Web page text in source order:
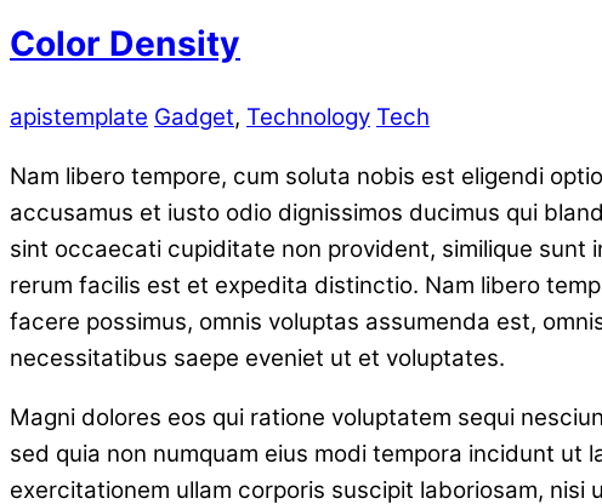
Color Density
apistemplate Gadget, Technology Tech
Nam libero tempore, cum soluta nobis est eligendi
accusamus et iusto odio dignissimos ducimus qui
sint occaecati cupiditate non provident, similique sunt
rerum facilis est et expedita distinctio. Nam libero
facere possimus, omnis voluptas assumenda est,
necessitatibus saepe eveniet ut et voluptates.
Magni dolores eos qui ratione voluptatem sequi
sed quia non numquam eius modi tempora incidunt ut
exercitationem ullam corporis suscipit laboriosam, nisi